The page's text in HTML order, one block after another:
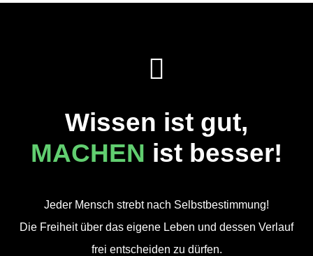
Wissen ist gut,
MACHEN ist besser!
Jeder Mensch strebt nach Selbstbestimmung!
Die Freiheit über das eigene Leben und dessen Verlauf
frei entscheiden zu dürfen.